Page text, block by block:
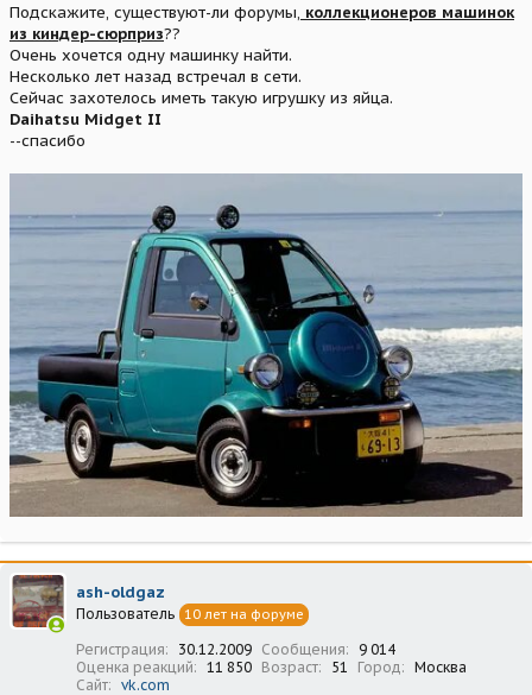
Подскажите, существуют-ли форумы, коллекционеров машинок
из киндер-сюрприз??
Очень хочется одну машинку найти.
Несколько лет назад встречал в сети.
Сейчас захотелось иметь такую игрушку из яйца.
Daihatsu Midget II
--спасибо
ash-oldgaz
Пользователь 10 лет на форуме
Регистрация 30.12.2009 Сообщения
9 014
Оценка реакций
11 850 Возраст 51 Город
Москва
Сайт
vk.com